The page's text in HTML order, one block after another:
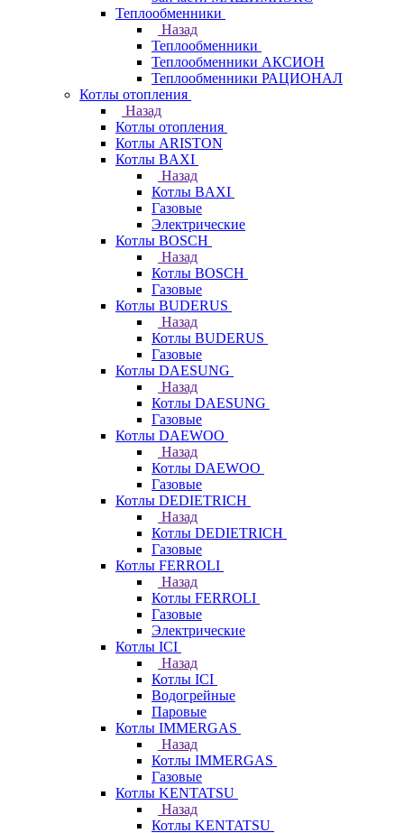
Теплообменники
Назад
Теплообменники
Теплообменники АКСИОН
Теплообменники РАЦИОНАЛ
Котлы отопления
Назад
Котлы отопления
Котлы ARISTON
Котлы BAXI
Назад
Котлы BAXI
Газовые
Электрические
Котлы BOSCH
Назад
Котлы BOSCH
Газовые
Котлы BUDERUS
Назад
Котлы BUDERUS
Газовые
Котлы DAESUNG
Назад
Котлы DAESUNG
Газовые
Котлы DAEWOO
Назад
Котлы DAEWOO
Газовые
Котлы DEDIETRICH
Назад
Котлы DEDIETRICH
Газовые
Котлы FERROLI
Назад
Котлы FERROLI
Газовые
Электрические
Котлы ICI
Назад
Котлы ICI
Водогрейные
Паровые
Котлы IMMERGAS
Назад
Котлы IMMERGAS
Газовые
Котлы KENTATSU
Назад
Котлы KENTATSU